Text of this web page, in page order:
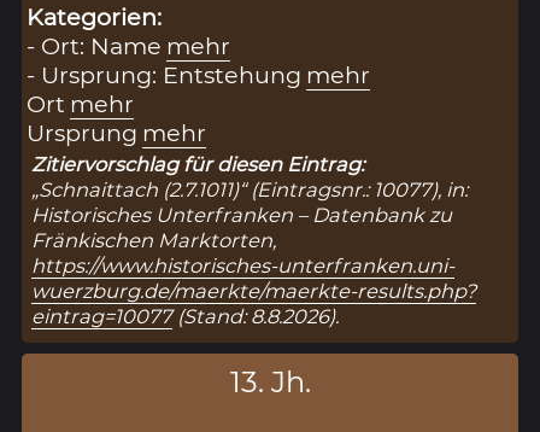
Kategorien:
- Ort: Name mehr
- Ursprung: Entstehung mehr
Ort mehr
Ursprung mehr
Zitiervorschlag für diesen Eintrag:
„Schnaittach (2.7.1011)“ (Eintragsnr.: 10077), in:
Historisches Unterfranken – Datenbank zu
Fränkischen Marktorten,
https://www.historisches-unterfranken.uni-
wuerzburg.de/maerkte/maerkte-results.php?
eintrag=10077(Stand: 8.8.2026).
13. Jh.